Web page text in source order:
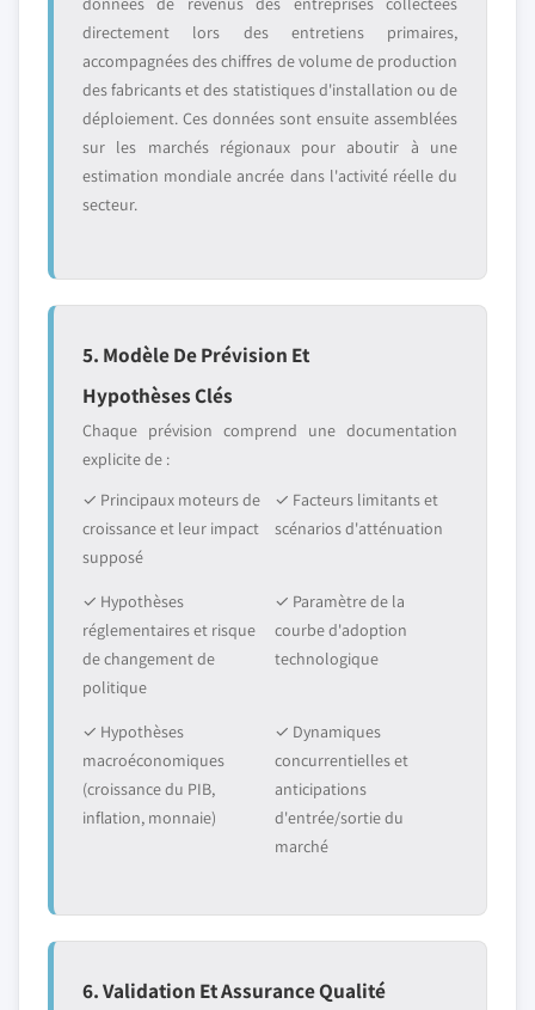
directement lors des entretiens primaires,
accompagnées des chiffres de volume de production
des fabricants et des statistiques d'installation ou de
déploiement. Ces données sont ensuite assemblées
sur les marchés régionaux pour aboutir à une
estimation mondiale ancrée dans l'activité réelle du
secteur.
5. Modèle De Prévision Et
Hypothèses Clés
Chaque prévision comprend une documentation
explicite de :
✓ Principaux moteurs de
croissance et leur impact
supposé
✓ Facteurs limitants et
scénarios d'atténuation
✓ Hypothèses
réglementaires et risque
de changement de
politique
✓ Paramètre de la
courbe d'adoption
technologique
✓ Hypothèses
macroéconomiques
(croissance du PIB,
inflation, monnaie)
✓ Dynamiques
concurrentielles et
anticipations
d'entrée/sortie du
marché
6. Validation Et Assurance Qualité